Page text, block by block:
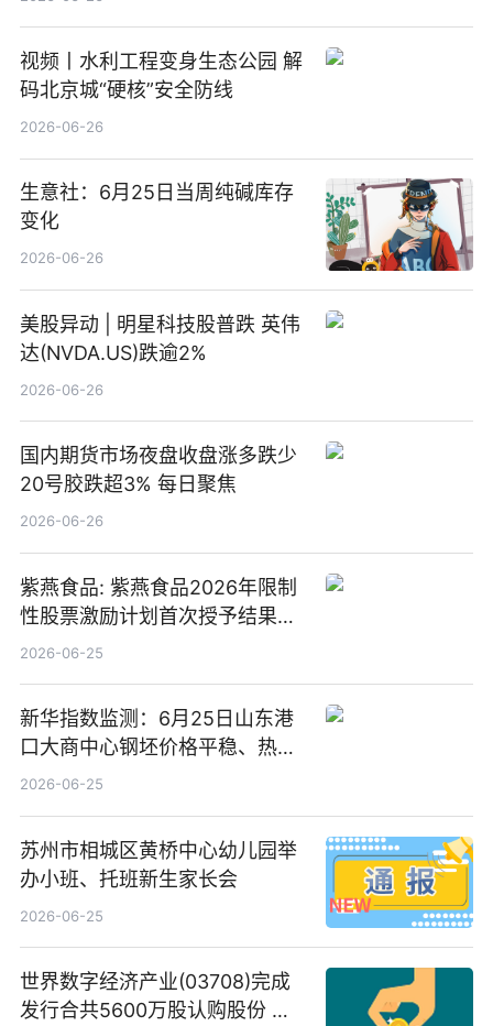
视频丨水利工程变身生态公园 解
码北京城“硬核”安全防线
2026-06-26
生意社：6月25日当周纯碱库存
变化
2026-06-26
美股异动 | 明星科技股普跌 英伟
达(NVDA.US)跌逾2%
2026-06-26
国内期货市场夜盘收盘涨多跌少
20号胶跌超3% 每日聚焦
2026-06-26
紫燕食品: 紫燕食品2026年限制
性股票激励计划首次授予结果公
告-微资讯
2026-06-25
新华指数监测：6月25日山东港
口大商中心钢坯价格平稳、热轧
C料价格微幅下跌
2026-06-25
苏州市相城区黄桥中心幼儿园举
办小班、托班新生家长会
2026-06-25
世界数字经济产业(03708)完成
发行合共5600万股认购股份 净